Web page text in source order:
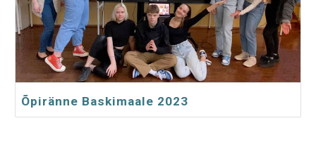
Õpiränne Baskimaale 2023